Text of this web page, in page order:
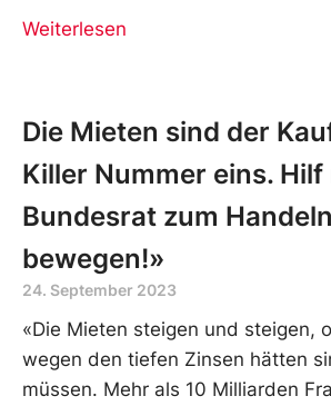
Weiterlesen
Die Mieten sind der
Killer Nummer eins. Hilf
Bundesrat zum
bewegen!»
24. September 2023
«Die Mieten steigen und steigen,
wegen den tiefen Zinsen hätten
müssen. Mehr als 10 Milliarden